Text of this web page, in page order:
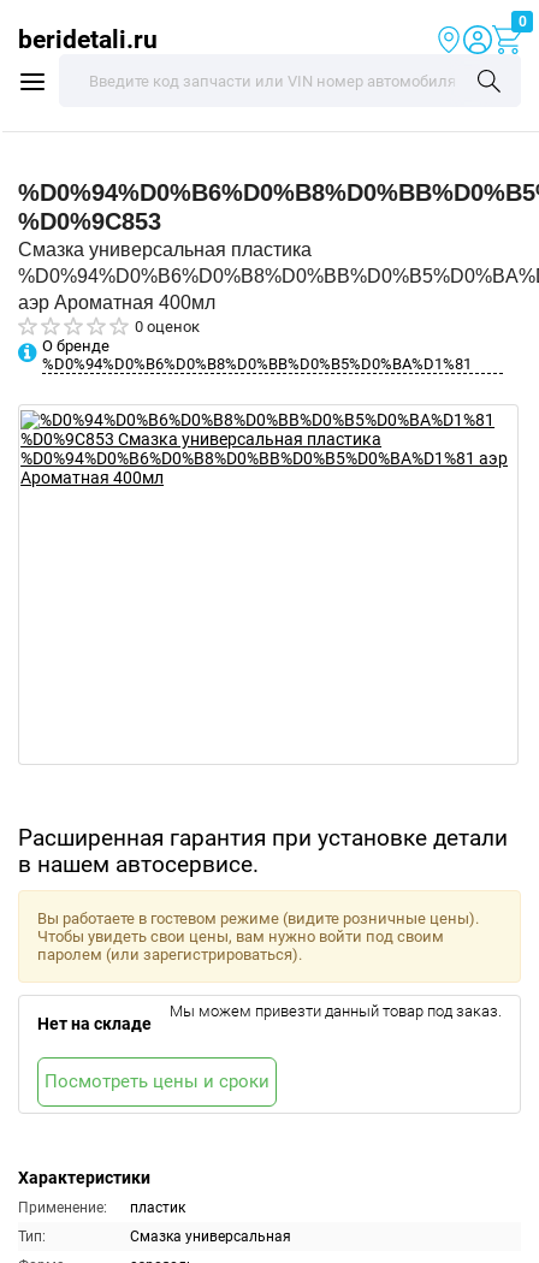
beridetali.ru
0
%D0%9C853
Смазка универсальная пластика
аэр Ароматная 400мл
0 оценок
О бренде
%D0%94%D0%B6%D0%B8%D0%BB%D0%B5%D0%BA%D1%81
Расширенная гарантия при установке детали
в нашем автосервисе.
Характеристики
Применение:
пластик
Тип:
Смазка универсальная
Вы работаете в гостевом режиме (видите розничные цены).
Чтобы увидеть свои цены, вам нужно войти под своим
паролем (или зарегистрироваться).
Нет на складе
Мы можем привезти данный товар под заказ.
Посмотреть цены и сроки